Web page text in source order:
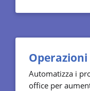
Operazioni
Automatizza i
office per